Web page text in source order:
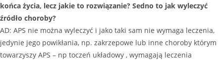
końca życia, lecz jakie to rozwiązanie? Sedno to jak wyleczyć
źródło choroby?
AD: APS nie można wyleczyć i jako taki sam nie wymaga leczenia,
jedynie jego powikłania, np. zakrzepowe lub inne choroby którym
towarzyszy APS – np toczeń układowy , wymagają leczenia